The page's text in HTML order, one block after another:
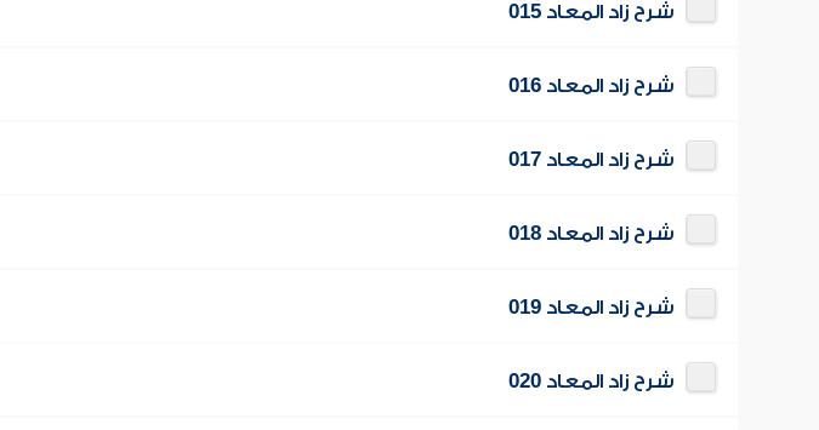
شرح زاد المعاد 015
شرح زاد المعاد 016
شرح زاد المعاد 017
شرح زاد المعاد 018
شرح زاد المعاد 019
شرح زاد المعاد 020